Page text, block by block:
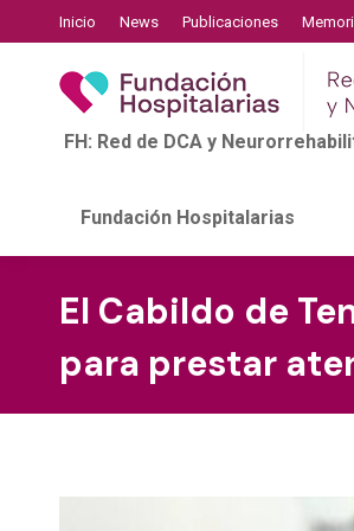
Inicio News Publicaciones
FH: Red de DCA y
Fundación Hospitalarias
El Cabildo de
para prestar